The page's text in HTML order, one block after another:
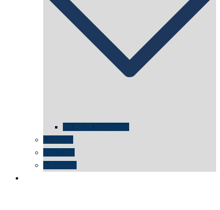
für WDR Instagram
LinkedIn
YouTube
wikipedia